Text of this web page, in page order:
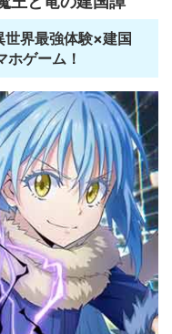
世界最強体験×建国
ゲーム！